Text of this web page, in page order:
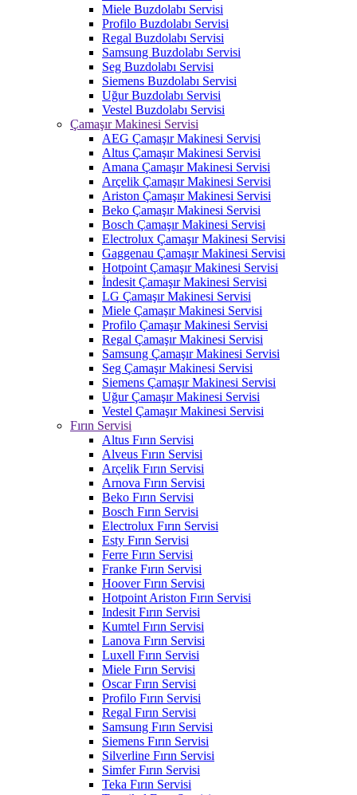
Miele Buzdolabı Servisi
Profilo Buzdolabı Servisi
Regal Buzdolabı Servisi
Samsung Buzdolabı Servisi
Seg Buzdolabı Servisi
Siemens Buzdolabı Servisi
Uğur Buzdolabı Servisi
Vestel Buzdolabı Servisi
Çamaşır Makinesi Servisi
AEG Çamaşır Makinesi Servisi
Altus Çamaşır Makinesi Servisi
Amana Çamaşır Makinesi Servisi
Arçelik Çamaşır Makinesi Servisi
Ariston Çamaşır Makinesi Servisi
Beko Çamaşır Makinesi Servisi
Bosch Çamaşır Makinesi Servisi
Electrolux Çamaşır Makinesi Servisi
Gaggenau Çamaşır Makinesi Servisi
Hotpoint Çamaşır Makinesi Servisi
İndesit Çamaşır Makinesi Servisi
LG Çamaşır Makinesi Servisi
Miele Çamaşır Makinesi Servisi
Profilo Çamaşır Makinesi Servisi
Regal Çamaşır Makinesi Servisi
Samsung Çamaşır Makinesi Servisi
Seg Çamaşır Makinesi Servisi
Siemens Çamaşır Makinesi Servisi
Uğur Çamaşır Makinesi Servisi
Vestel Çamaşır Makinesi Servisi
Fırın Servisi
Altus Fırın Servisi
Alveus Fırın Servisi
Arçelik Fırın Servisi
Arnova Fırın Servisi
Beko Fırın Servisi
Bosch Fırın Servisi
Electrolux Fırın Servisi
Esty Fırın Servisi
Ferre Fırın Servisi
Franke Fırın Servisi
Hoover Fırın Servisi
Hotpoint Ariston Fırın Servisi
Indesit Fırın Servisi
Kumtel Fırın Servisi
Lanova Fırın Servisi
Luxell Fırın Servisi
Miele Fırın Servisi
Oscar Fırın Servisi
Profilo Fırın Servisi
Regal Fırın Servisi
Samsung Fırın Servisi
Siemens Fırın Servisi
Silverline Fırın Servisi
Simfer Fırın Servisi
Teka Fırın Servisi